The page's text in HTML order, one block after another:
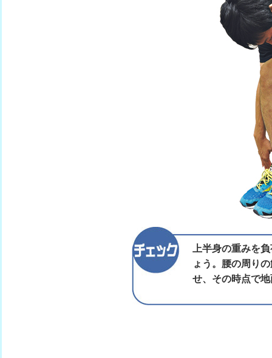
上半身の重みを
ょう。腰の周り
せ、その時点で